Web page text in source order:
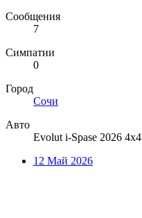
Сообщения
7
Симпатии
0
Город
Сочи
Авто
Evolut i-Spase 2026 4x4
12 Май 2026